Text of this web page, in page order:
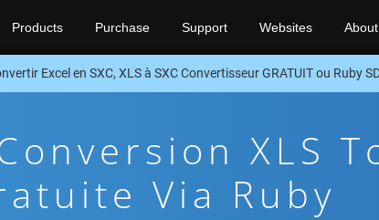
Products Purchase Support Websites About
Excel en SXC, XLS à SXC Convertisseur GRATUIT ou Ruby
XLS
Via Ruby